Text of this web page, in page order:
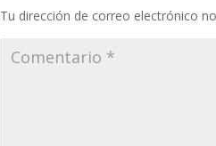
Tu dirección de correo electrónico